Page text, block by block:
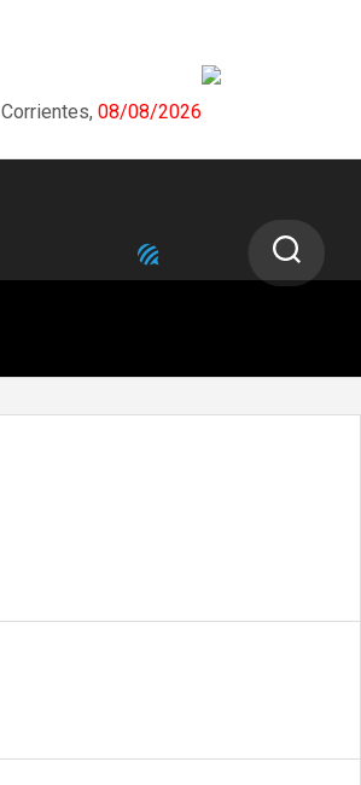
Corrientes, 08/08/2026